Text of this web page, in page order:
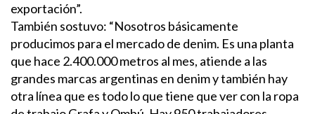
exportación”.
También sostuvo: “Nosotros básicamente
producimos para el mercado de denim. Es una planta
que hace 2.400.000 metros al mes, atiende a las
grandes marcas argentinas en denim y también hay
otra línea que es todo lo que tiene que ver con la ropa